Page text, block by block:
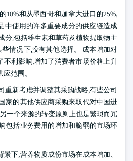
10%和从墨西哥和加拿大进口的25%,
中使用的许多重要成分的供应链造成
分,包括维生素和草药及植物提取物主
情况下,没有其他选择。 成本增加对
不利影响,增加了消费者市场价格上升
范围。
重新考虑并调整其采购战略,有些公司
家的其他供应商采购来取代对中国进
一个来源的转变原则上也是繁琐而冗
包括业务费用的增加和脆弱的市场环
下,营养物质成份市场在成本增加、